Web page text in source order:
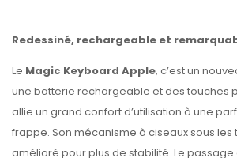
Redessiné, rechargeable et
Le Magic Keyboard Apple, c’est un
une batterie rechargeable et des touches
allie un grand confort d’utilisation à une
frappe. Son mécanisme à ciseaux sous les
amélioré pour plus de stabilité. Le passage